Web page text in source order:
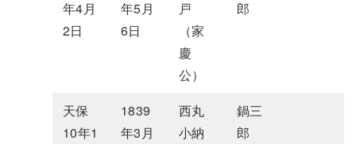
年4月
2日
年5月
6日
戸
（家
慶
公）
郎
天保
10年1
1839
年3月
西丸
小納
鍋三
郎